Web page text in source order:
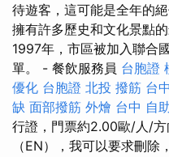
待遊客，這可能是全年的
擁有許多歷史和文化景點
1997年，市區被加入聯合
單。 - 餐飲服務員 台胞證
優化 台胞證 北投 撥筋 台
缺 面部撥筋 外燴 台中 自
行證，門票約2.00歐/人/
（EN），我可以要求刪